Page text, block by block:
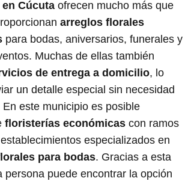
Cúcuta ofrecen mucho más que
arreglos florales
para bodas, aniversarios, funerales y
Muchas de ellas también
de entrega a domicilio, lo
un detalle especial sin necesidad
este municipio es posible
floristerías económicas con ramos
especializados en
para bodas. Gracias a esta
persona puede encontrar la opción